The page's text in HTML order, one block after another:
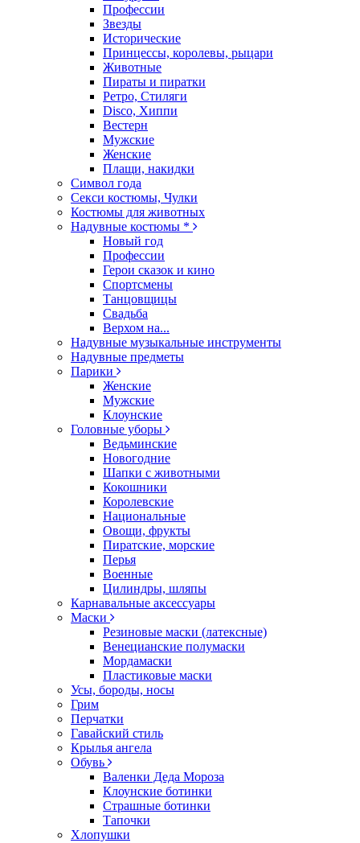
Профессии
Звезды
Исторические
Принцессы, королевы, рыцари
Животные
Пираты и пиратки
Ретро, Стиляги
Disco, Хиппи
Вестерн
Мужские
Женские
Плащи, накидки
Символ года
Секси костюмы, Чулки
Костюмы для животных
Надувные костюмы *
Новый год
Профессии
Герои сказок и кино
Спортсмены
Танцовщицы
Свадьба
Верхом на...
Надувные музыкальные инструменты
Надувные предметы
Парики
Женские
Мужские
Клоунские
Головные уборы
Ведьминские
Новогодние
Шапки с животными
Кокошники
Королевские
Национальные
Овощи, фрукты
Пиратские, морские
Перья
Военные
Цилиндры, шляпы
Карнавальные аксессуары
Маски
Резиновые маски (латексные)
Венецианские полумаски
Мордамаски
Пластиковые маски
Усы, бороды, носы
Грим
Перчатки
Гавайский стиль
Крылья ангела
Обувь
Валенки Деда Мороза
Клоунские ботинки
Страшные ботинки
Тапочки
Хлопушки